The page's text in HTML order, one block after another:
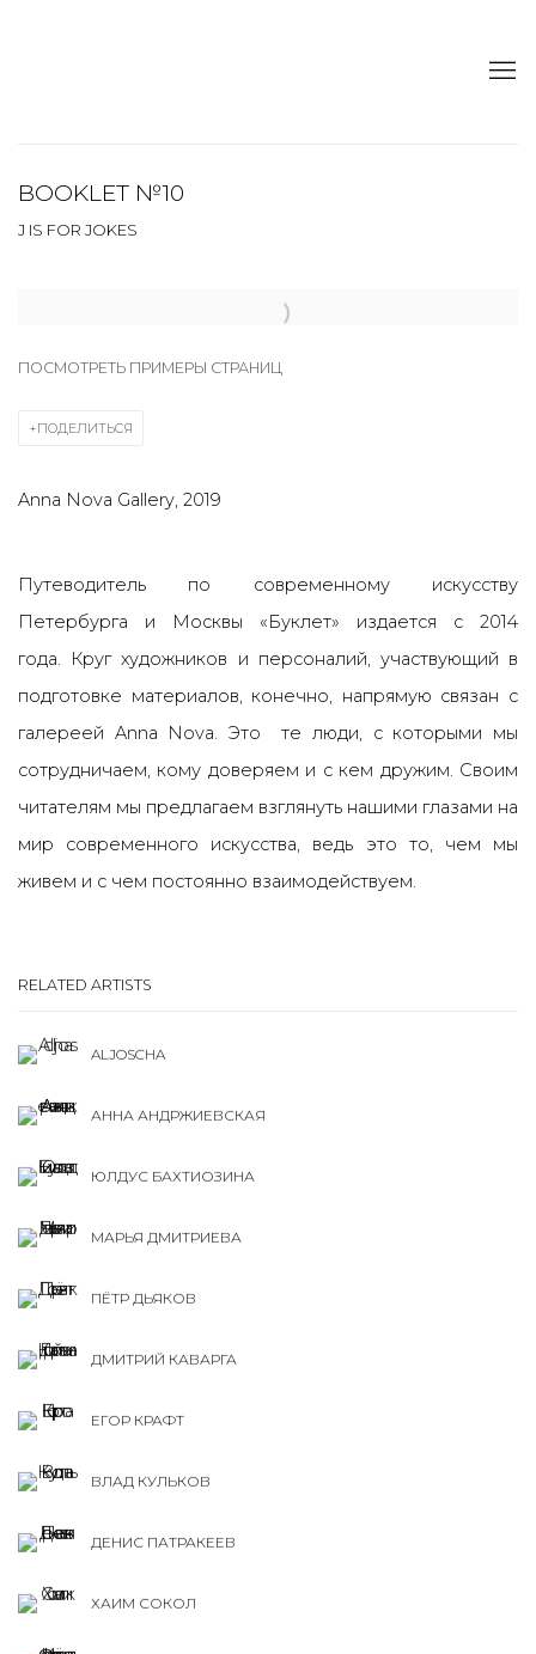
BOOKLET №10
J IS FOR JOKES
Open a larger version of the following image in a popup:
ПОСМОТРЕТЬ ПРИМЕРЫ СТРАНИЦ
ПОДЕЛИТЬСЯ
Anna Nova Gallery, 2019
Путеводитель по современному искусству
Петербурга и Москвы «Буклет» издается с 2014
года.
Круг художников и персоналий, участвующий в
подготовке материалов, конечно, напрямую связан с
галереей Anna Nova. Это те люди, с которыми мы
сотрудничаем, кому доверяем и с кем дружим. Своим
читателям мы предлагаем взглянуть нашими глазами на
мир современного искусства, ведь это то, чем мы
живем и с чем постоянно взаимодействуем.
RELATED ARTISTS
ALJOSCHA
АННА АНДРЖИЕВСКАЯ
ЮЛДУС БАХТИОЗИНА
МАРЬЯ ДМИТРИЕВА
ПЁТР ДЬЯКОВ
ДМИТРИЙ КАВАРГА
ЕГОР КРАФТ
ВЛАД КУЛЬКОВ
ДЕНИС ПАТРАКЕЕВ
ХАИМ СОКОЛ